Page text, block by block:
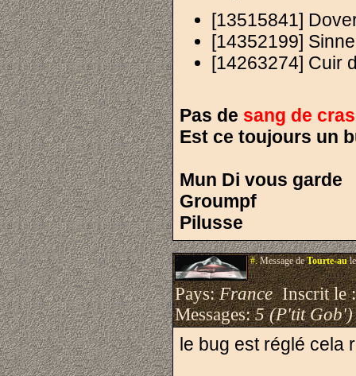
[13515841]
[14352199]
[14263274] Cuir
Pas de sang de
Est ce toujours un
Mun Di vous garde
Groumpf
Pilusse
#.Message deTourte-aule
Pays:FranceInscrit le
Messages:5 (P'tit Gob')
le bug est réglé cela